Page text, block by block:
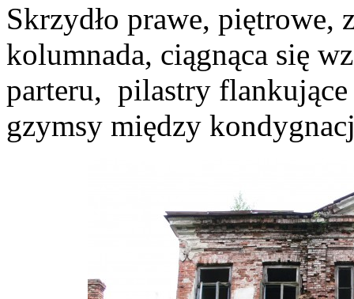
Skrzydło prawe, piętrowe,
kolumnada, ciągnąca się
parteru, pilastry flankujące
gzymsy między